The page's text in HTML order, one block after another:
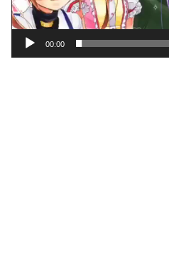
00:00